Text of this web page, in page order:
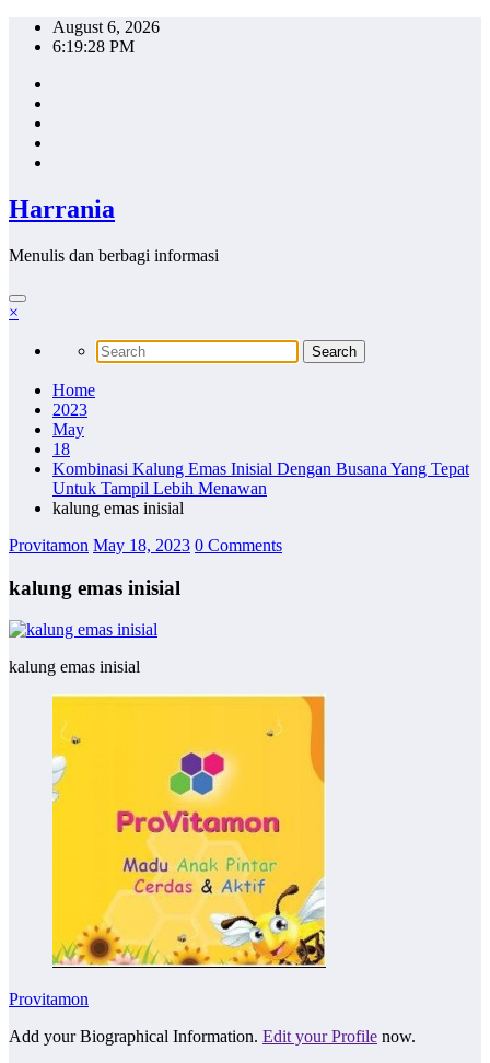
Skip
August 6, 2026
6:19:29 PM
Harrania
Menulis dan berbagi informasi
×
Home
2023
May
18
Kombinasi Kalung Emas Inisial Dengan Busana Yang Tepat
Untuk Tampil Lebih Menawan
kalung emas inisial
Provitamon May 18, 2023 0 Comments
kalung emas inisial
kalung emas inisial
Provitamon
Add your Biographical Information. Edit your Profile now.